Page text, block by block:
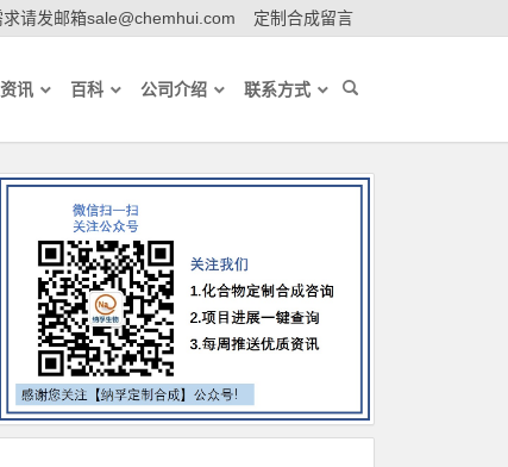
请发邮箱sale@chemhui.com 定制合成留言
讯 百科 公司介绍 联系方式